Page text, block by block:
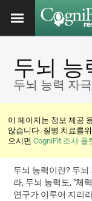
두뇌 능
두뇌 능력 자
이 페이지는 정보 제공
않습니다. 질병 치료를
으시면CogniFit 조사 플
두뇌 능력이란? 두
라, 두뇌 능력도, "체
연구가 이루어 지리